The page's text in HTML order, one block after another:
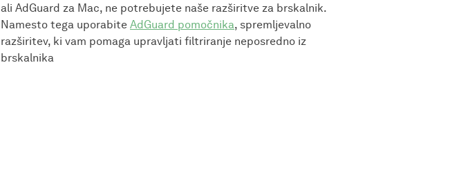
ali AdGuard za Mac, ne potrebujete naše razširitve za brskalnik.
Namesto tega uporabite AdGuard pomočnika, spremljevalno
razširitev, ki vam pomaga upravljati filtriranje neposredno iz
brskalnika